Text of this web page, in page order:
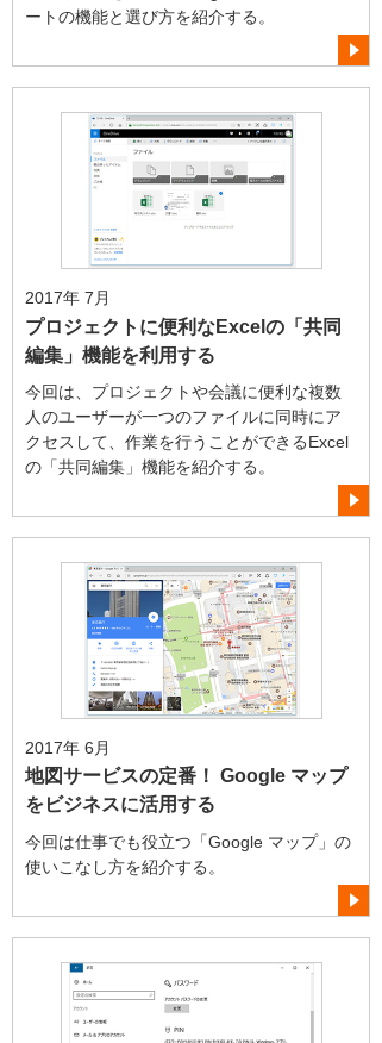
ートの機能と選び方を紹介する。
2017年 7月
プロジェクトに便利なExcelの「共同
編集」機能を利用する
今回は、プロジェクトや会議に便利な複数
人のユーザーが一つのファイルに同時にア
クセスして、作業を行うことができるExcel
の「共同編集」機能を紹介する。
2017年 6月
地図サービスの定番！ Google マップ
をビジネスに活用する
今回は仕事でも役立つ「Google マップ」の
使いこなし方を紹介する。